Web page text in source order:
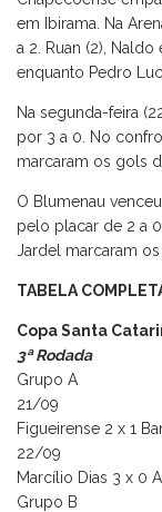
em Ibirama. Na
a 2. Ruan (2),
enquanto Pedro
Na segunda-feira
por 3 a 0. No
marcaram os gols
O Blumenau
pelo placar de 2 a
Jardel marcaram
TABELA
Copa Santa
3ª Rodada
Grupo A
21/09
Figueirense 2 x 1
22/09
Marcílio Dias 3 x 0
Grupo B